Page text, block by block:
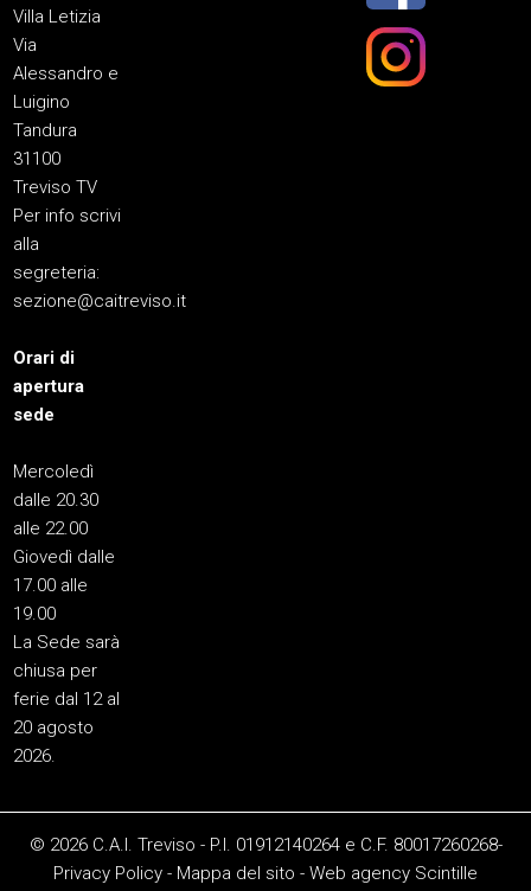
Villa Letizia
Via
Alessandro e
Luigino
Tandura
31100
Treviso TV
Per info scrivi
alla
segreteria:
sezione@caitreviso.it
Orari di
apertura
sede
Mercoledì
dalle 20.30
alle 22.00
Giovedì dalle
17.00 alle
19.00
La Sede sarà
chiusa per
ferie dal 12 al
20 agosto
2026.
© 2026 C.A.I. Treviso - P.I. 01912140264 e C.F. 80017260268-
Privacy Policy - Mappa del sito - Web agency Scintille